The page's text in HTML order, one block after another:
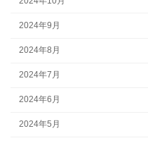
2024年9月
2024年8月
2024年7月
2024年6月
2024年5月